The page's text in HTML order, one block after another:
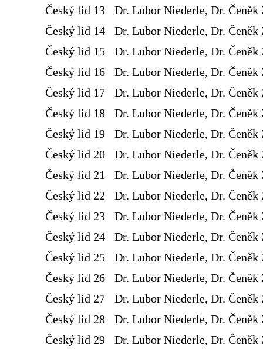
Český lid 13
Dr. Lubor Niederle, Dr. Čeněk
Český lid 14
Dr. Lubor Niederle, Dr. Čeněk
Český lid 15
Dr. Lubor Niederle, Dr. Čeněk
Český lid 16
Dr. Lubor Niederle, Dr. Čeněk
Český lid 17
Dr. Lubor Niederle, Dr. Čeněk
Český lid 18
Dr. Lubor Niederle, Dr. Čeněk
Český lid 19
Dr. Lubor Niederle, Dr. Čeněk
Český lid 20
Dr. Lubor Niederle, Dr. Čeněk
Český lid 21
Dr. Lubor Niederle, Dr. Čeněk
Český lid 22
Dr. Lubor Niederle, Dr. Čeněk
Český lid 23
Dr. Lubor Niederle, Dr. Čeněk
Český lid 24
Dr. Lubor Niederle, Dr. Čeněk
Český lid 25
Dr. Lubor Niederle, Dr. Čeněk
Český lid 26
Dr. Lubor Niederle, Dr. Čeněk
Český lid 27
Dr. Lubor Niederle, Dr. Čeněk
Český lid 28
Dr. Lubor Niederle, Dr. Čeněk
Český lid 29
Dr. Lubor Niederle, Dr. Čeněk